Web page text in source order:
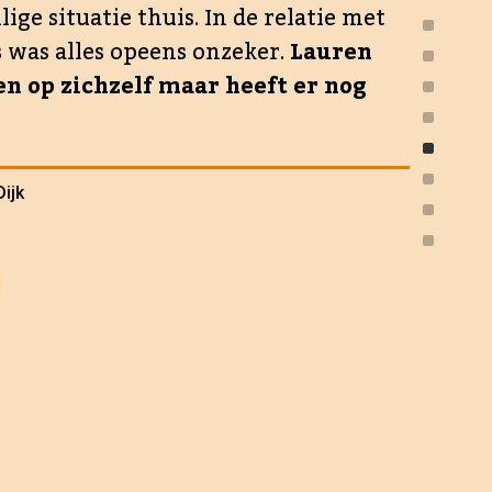
getroost wordt. Het
in staat om hulp te
gebeurt
een voorbeeld
komt hij in
als je wél iets
na?
Kinderen die
drama, want alle
kinderen laten
situatie thuis. In de relatie met
alles opeens onzeker.Lauren
op zichzelf maar heeft er nog